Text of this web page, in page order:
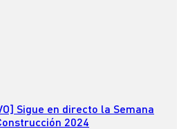
Sigue en directo la Semana
2024